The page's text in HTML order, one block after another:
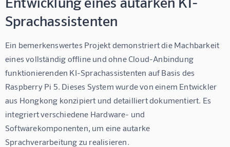
Sprachassistenten
Ein bemerkenswertes Projekt demonstriert die Machbarkeit
eines vollständig offline und ohne Cloud-Anbindung
funktionierenden KI-Sprachassistenten auf Basis des
Raspberry Pi 5. Dieses System wurde von einem Entwickler
aus Hongkong konzipiert und detailliert dokumentiert. Es
integriert verschiedene Hardware- und
Softwarekomponenten, um eine autarke
Sprachverarbeitung zu realisieren.